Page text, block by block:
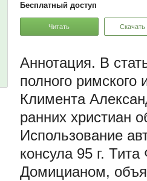
Бесплатный доступ
Читать Скачать
В
полного римского
Климента
ранних христиан
Использование
консула 95 г.
Домицианом,